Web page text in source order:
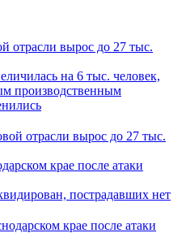
отрасли вырос до 27 тыс.
на 6 тыс. человек,
производственным
крае после атаки
пострадавших нет